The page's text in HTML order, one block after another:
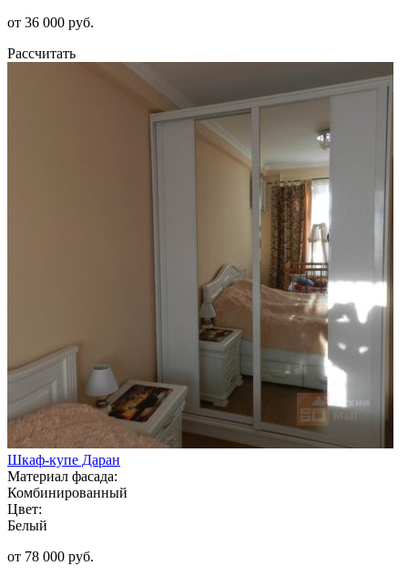
от 36 000 руб.
Рассчитать
Шкаф-купе Даран
Материал фасада:
Комбинированный
Цвет:
Белый
от 78 000 руб.